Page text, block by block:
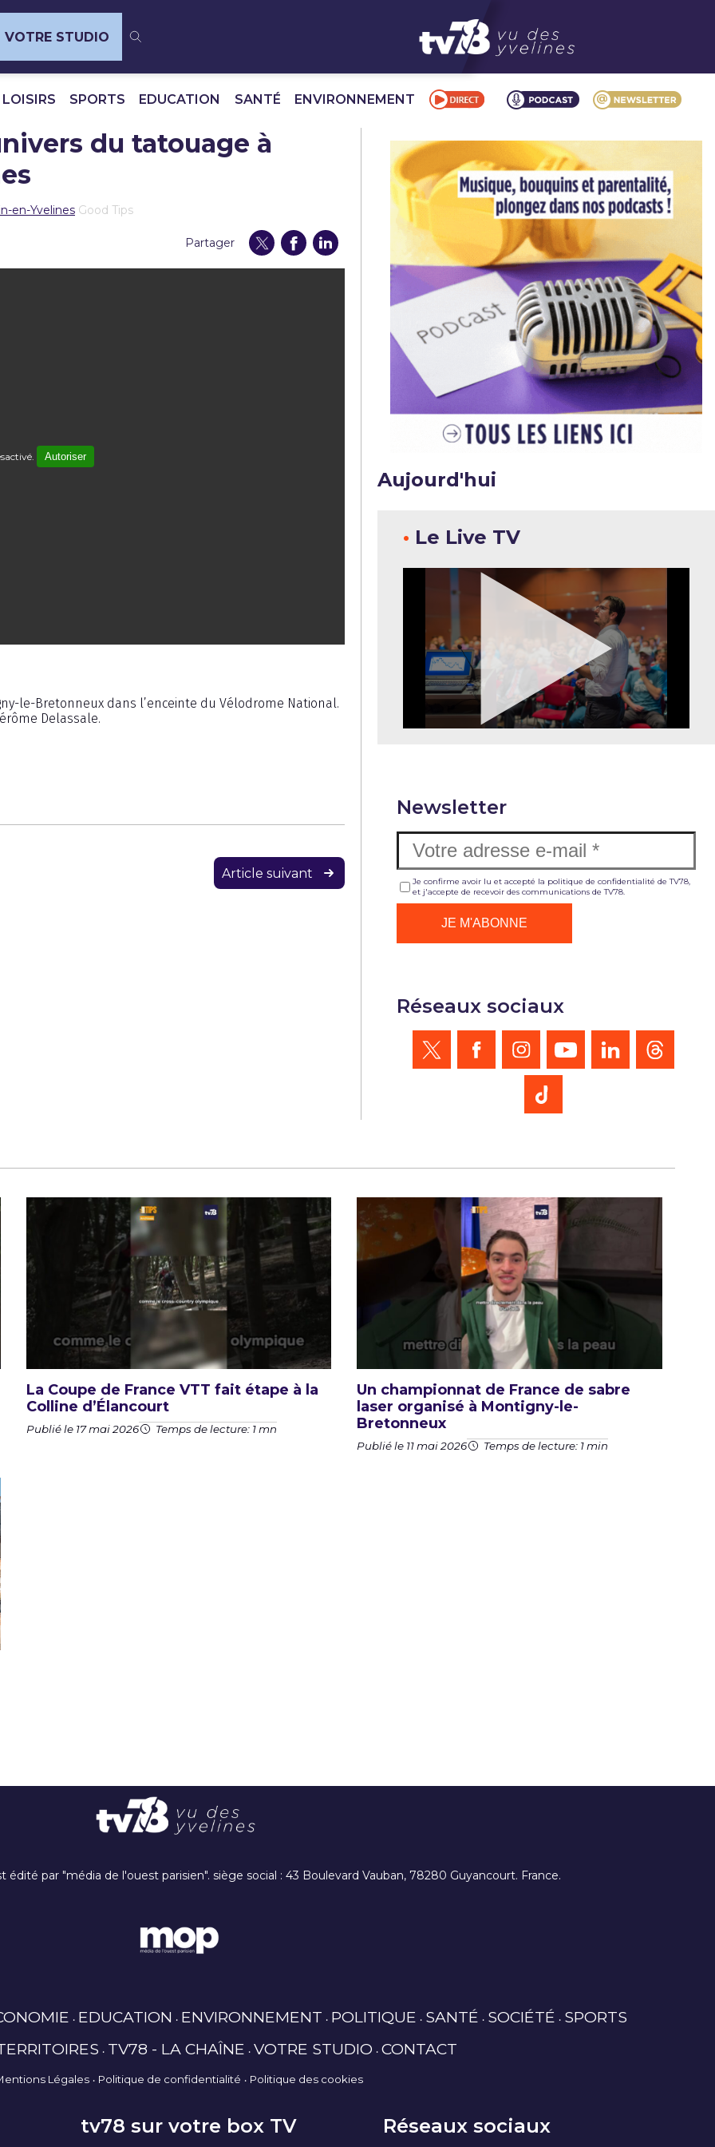
VOTRE STUDIO
SPORTS EDUCATION SANTÉ ENVIRONNEMENT
du tatouage à
en-Yvelines Good Tips
Partager
Autoriser
le-Bretonneux dans l’enceinte du Vélodrome National.
Delassale.
Article suivant
Aujourd'hui
• Le Live TV
Newsletter
Je confirme avoir lu et accepté la politique de confidentialité de TV78,
et j'accepte de recevoir des communications de TV78.
Réseaux sociaux
La Coupe de France VTT fait étape à la
Colline d’Élancourt
Publié le 17 mai 2026 Temps de lecture: 1 mn
Un championnat de France de sabre
laser organisé à Montigny-le-
Bretonneux
Publié le 11 mai 2026 Temps de lecture: 1 min
par "média de l'ouest parisien". siège social : 43 Boulevard Vauban, 78280 Guyancourt. France.
EDUCATION ENVIRONNEMENT POLITIQUE SANTÉ SOCIÉTÉ SPORTS
TV78 - LA CHAÎNE VOTRE STUDIO CONTACT
Légales Politique de confidentialité Politique des cookies
tv78 sur votre box TV Réseaux sociaux